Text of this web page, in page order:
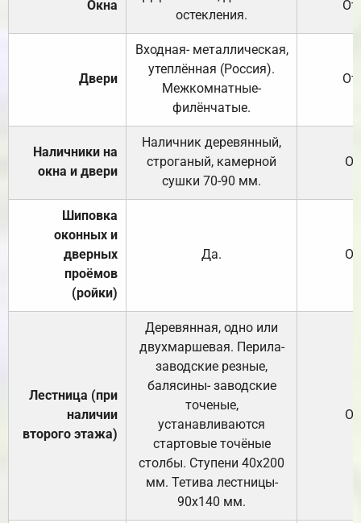
Окна
остекления.
Двери
Входная- металлическая,
утеплённая (Россия).
Межкомнатные-
филёнчатые.
Наличники на
окна и двери
Наличник деревянный,
строганый, камерной
сушки 70-90 мм.
Шиповка
оконных и
дверных
проёмов
(ройки)
Да.
Лестница (при
наличии
второго этажа)
Деревянная, одно или
двухмаршевая. Перила-
заводские резные,
балясины- заводские
точеные,
устанавливаются
стартовые точёные
столбы. Ступени 40х200
мм. Тетива лестницы-
90х140 мм.